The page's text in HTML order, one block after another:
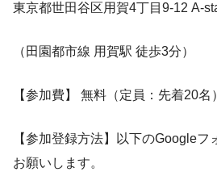
東京都世田谷区用賀4丁目9-12 A-
（田園都市線 用賀駅 徒歩3分）
【参加費】 無料（定員：先着20名）
【参加登録方法】以下のGoogleフ
お願いします。